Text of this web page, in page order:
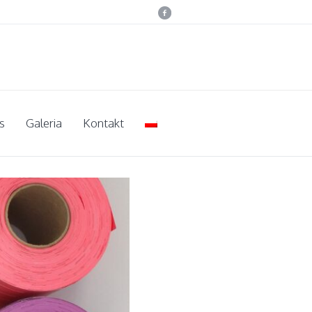
Galeria Kontakt